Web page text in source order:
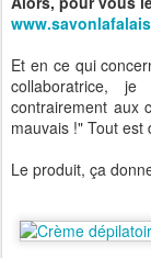
Et en ce qui
collaboratrice,
contrairement aux
mauvais !" Tout est
Le produit, ça